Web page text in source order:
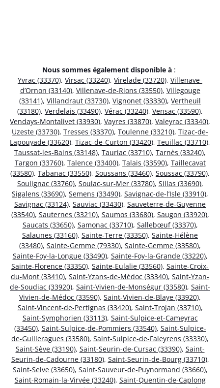
Nous sommes également disponible à :
Yvrac (33370), Virsac (33240), Virelade (33720), Villenave-
d’Ornon (33140), Villenave-de-Rions (33550), Villegouge
(33141), Villandraut (33730), Vignonet (33330), Vertheuil
(33180), Verdelais (33490), Vérac (33240), Vensac (33590),
Vendays-Montalivet (33930), Vayres (33870), Valeyrac (33340),
Uzeste (33730), Tresses (33370), Toulenne (33210), Tizac-de-
Lapouyade (33620), Tizac-de-Curton (33420), Teuillac (33710),
Taussat-les-Bains (33148), Tauriac (33710), Tarnès (33240),
Targon (33760), Talence (33400), Talais (33590), Taillecavat
(33580), Tabanac (33550), Soussans (33460), Soussac (33790),
Soulignac (33760), Soulac-sur-Mer (33780), Sillas (33690),
Sigalens (33690), Semens (33490), Savignac-de-l’Isle (33910),
Savignac (33124), Sauviac (33430), Sauveterre-de-Guyenne
(33540), Sauternes (33210), Saumos (33680), Saugon (33920),
Saucats (33650), Samonac (33710), Sallebœuf (33370),
Salaunes (33160), Sainte-Terre (33350), Sainte-Hélène
(33480), Sainte-Gemme (79330), Sainte-Gemme (33580),
Sainte-Foy-la-Longue (33490), Sainte-Foy-la-Grande (33220),
Sainte-Florence (33350), Sainte-Eulalie (33560), Sainte-Croix-
du-Mont (33410), Saint-Yzans-de-Médoc (33340), Saint-Yzan-
de-Soudiac (33920), Saint-Vivien-de-Monségur (33580), Saint-
Vivien-de-Médoc (33590), Saint-Vivien-de-Blaye (33920),
Saint-Vincent-de-Pertignas (33420), Saint-Trojan (33710),
Saint-Symphorien (33113), Saint-Sulpice-et-Cameyrac
(33450), Saint-Sulpice-de-Pommiers (33540), Saint-Sulpice-
de-Guilleragues (33580), Saint-Sulpice-de-Faleyrens (33330),
Saint-Sève (33190), Saint-Seurin-de-Cursac (33390), Saint-
Seurin-de-Cadourne (33180), Saint-Seurin-de-Bourg (33710),
Saint-Selve (33650), Saint-Sauveur-de-Puynormand (33660),
Saint-Romain-la-Virvée (33240), Saint-Quentin-de-Caplong